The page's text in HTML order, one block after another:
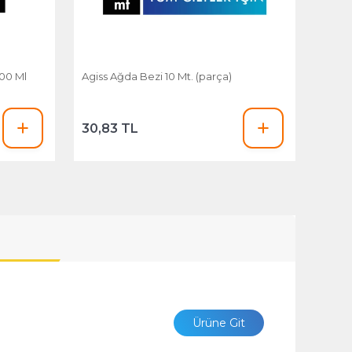
Ml Agiss Ağda Bezi 10 Mt. (parça)
30,83 TL
Ürüne Git